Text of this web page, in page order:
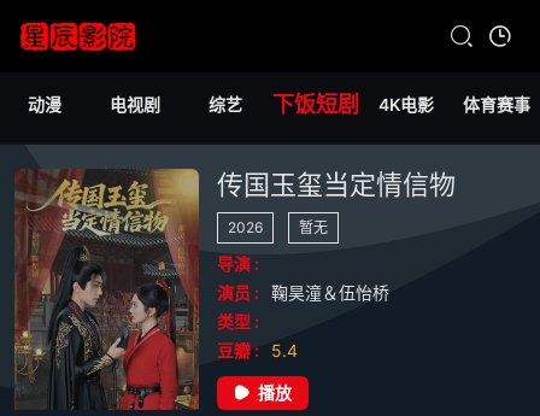
动漫 电视剧 综艺 下饭短剧 4K电影 体育赛事
传国玉玺当定情信物
2026 暂无
导演 :
演员 :
鞠昊潼＆伍怡桥
类型 :
豆瓣 :
5.4
播放